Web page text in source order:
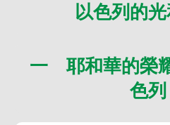
以色列的
一 耶和華的榮
色列